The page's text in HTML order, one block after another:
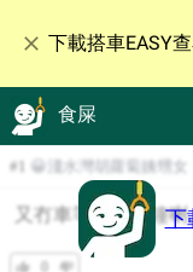
下載搭車EASY
食屎
下
# 1 😀淺水灣胡蘿蔔姨甥女
又冇車等左半個鐘